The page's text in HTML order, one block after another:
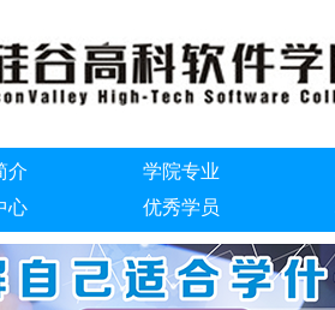
介 学院专业
心 优秀学员